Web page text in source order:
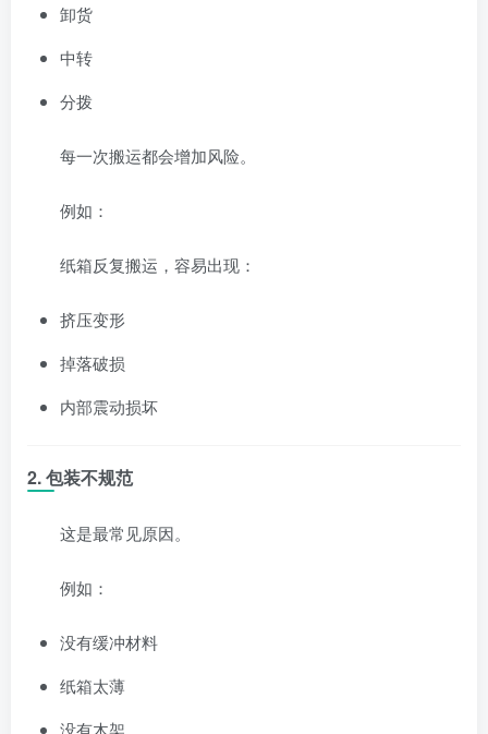
卸货
中转
分拨
每一次搬运都会增加风险。
例如：
纸箱反复搬运，容易出现：
挤压变形
掉落破损
内部震动损坏
2. 包装不规范
这是最常见原因。
例如：
没有缓冲材料
纸箱太薄
没有木架